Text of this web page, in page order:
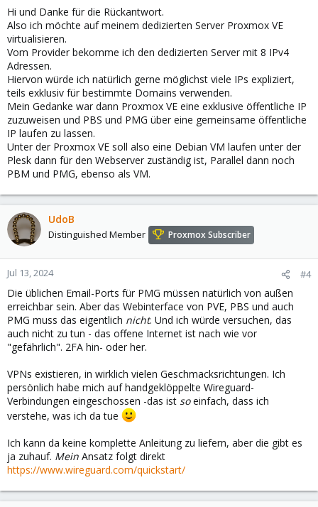
Hi und Danke für die Rückantwort.
Also ich möchte auf meinem dedizierten Server Proxmox VE
virtualisieren.
Vom Provider bekomme ich den dedizierten Server mit 8 IPv4
Adressen.
Hiervon würde ich natürlich gerne möglichst viele IPs expliziert,
teils exklusiv für bestimmte Domains verwenden.
Mein Gedanke war dann Proxmox VE eine exklusive öffentliche IP
zuzuweisen und PBS und PMG über eine gemeinsame öffentliche
IP laufen zu lassen.
Unter der Proxmox VE soll also eine Debian VM laufen unter der
Plesk dann für den Webserver zuständig ist, Parallel dann noch
PBM und PMG, ebenso als VM.
UdoB
Distinguished Member Proxmox Subscriber
Jul 13, 2024 #4
Die üblichen Email-Ports für PMG müssen natürlich von außen
erreichbar sein. Aber das Webinterface von PVE, PBS und auch
PMG muss das eigentlich nicht. Und ich würde versuchen, das
auch nicht zu tun - das offene Internet ist nach wie vor
"gefährlich". 2FA hin- oder her.
VPNs existieren, in wirklich vielen Geschmacksrichtungen. Ich
persönlich habe mich auf handgeklöppelte Wireguard-
Verbindungen eingeschossen -das ist soeinfach, dass ich
verstehe, was ich da tue
Ich kann da keine komplette Anleitung zu liefern, aber die gibt es
ja zuhauf. Mein Ansatz folgt direkt
https://www.wireguard.com/quickstart/